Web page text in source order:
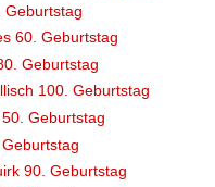
60. Geburtstag
Geburtstag
100. Geburtstag
Geburtstag
90. Geburtstag